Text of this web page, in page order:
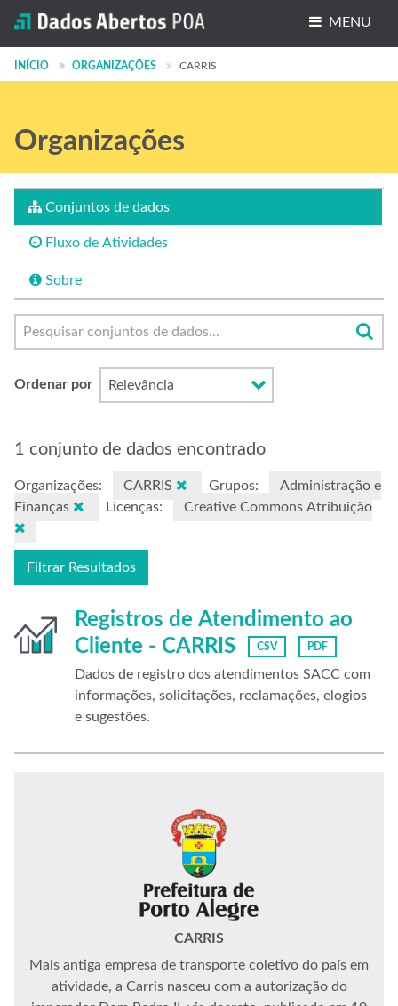
MENU
Conjuntos de dados
Grupos
INÍCIO ORGANIZAÇÕES CARRIS
Organizações
Conjuntos de dados
Fluxo de Atividades
Sobre
Ordenar por
1 conjunto de dados encontrado
Organizações: CARRIS Grupos:
Administração e
Finanças
Licenças: Creative Commons Atribuição
Filtrar Resultados
Registros de Atendimento ao
Cliente - CARRIS
CSV PDF
Dados de registro dos atendimentos SACC com
informações, solicitações, reclamações, elogios
e sugestões.
CARRIS
Mais antiga empresa de transporte coletivo do país em
atividade, a Carris nasceu com a autorização do